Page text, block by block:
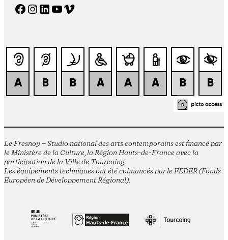
Facebook Instagram LinkedIn YouTube Vimeo
Le Fresnoy – Studio national des arts contemporains est financé par
le Ministère de la Culture, la Région Hauts-de-France avec la
participation de la Ville de Tourcoing.
Les équipements techniques ont été cofinancés par le FEDER (Fonds
Européen de Développement Régional).